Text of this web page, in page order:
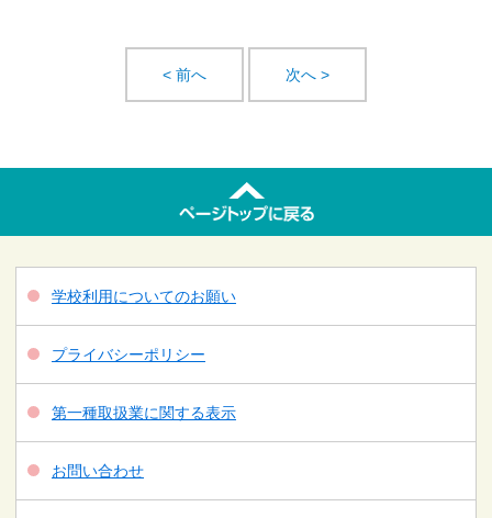
< 前へ 次へ >
学校利用についてのお願い
プライバシーポリシー
第一種取扱業に関する表示
お問い合わせ